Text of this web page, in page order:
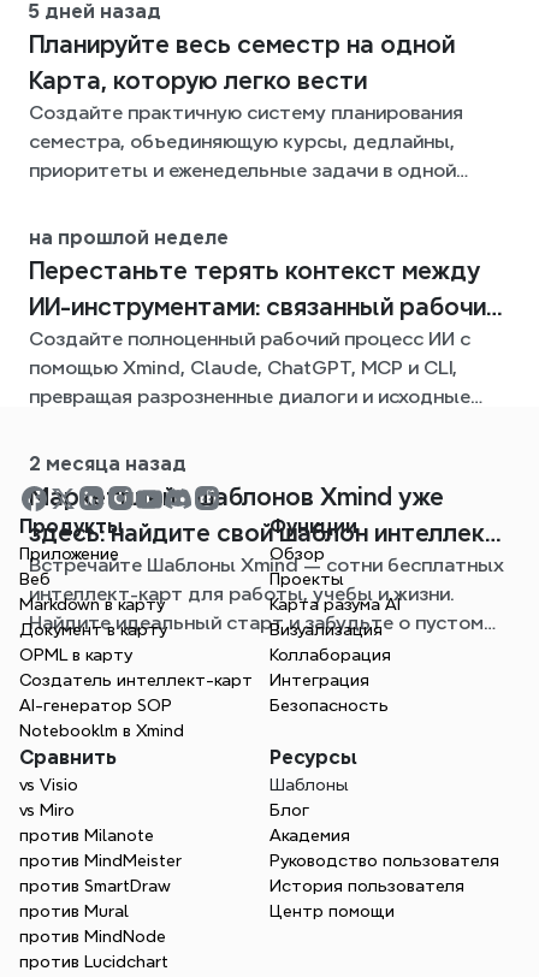
5 дней назад
Планируйте весь семестр на одной
Карта, которую легко вести
Создайте практичную систему планирования
семестра, объединяющую курсы, дедлайны,
приоритеты и еженедельные задачи в одной
на прошлой неделе
Перестаньте терять контекст между
ИИ-инструментами: связанный рабочий
процесс с Xmind
Создайте полноценный рабочий процесс ИИ с
помощью Xmind, Claude, ChatGPT, MCP и CLI,
превращая разрозненные диалоги и исходные
карты.
2 месяца назад
Mаpкетплейс шаблонов Xmind уже
здесь: найдите свой шаблон интеллект-
карты для любой ситуации
Встречайте Шаблоны Xmind — сотни бесплатных
интеллект-карт для работы, учебы и жизни.
Найдите идеальный старт и забудьте о пустом
листе.
Продукты
Приложение
Веб
Markdown в карту
Документ в карту
OPML в карту
Создатель интеллект-карт
AI-генератор SOP
Notebooklm в Xmind
Функции
Обзор
Проекты
Карта разума AI
Визуализация
Коллаборация
Интеграция
Безопасность
Сравнить
vs Visio
vs Miro
против Milanote
против MindMeister
против SmartDraw
против Mural
против MindNode
против Lucidchart
Ресурсы
Шаблоны
Блог
Академия
Руководство пользователя
История пользователя
Центр помощи